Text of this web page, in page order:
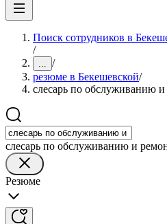
Поиск сотрудников в
/
... /
резюме в Бекешевской/
слесарь по обслуживанию
слесарь по обслуживанию и
Резюме